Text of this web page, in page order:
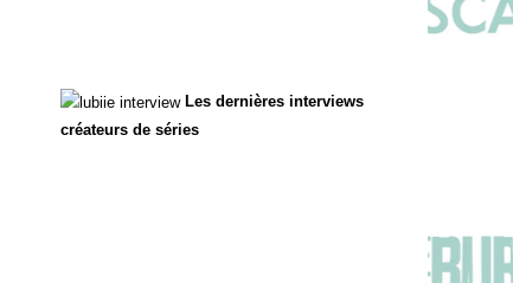
Les dernières interviews
créateurs de séries